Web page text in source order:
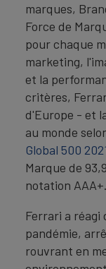
marques,
Force de
pour chaque
marketing,
et la
critères,
d'Europe - et
au monde
Global 500
Marque de
notation AAA+.
Ferrari a réagi
pandémie,
rouvrant en